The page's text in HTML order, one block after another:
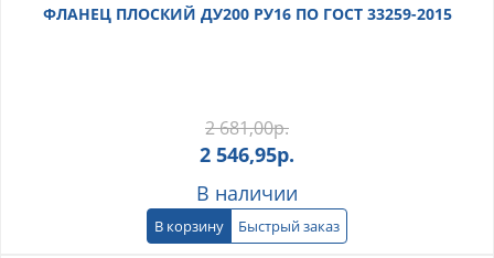
ФЛАНЕЦ ПЛОСКИЙ ДУ200 РУ16 ПО ГОСТ 33259-2015
2 681,00р.
2 546,95р.
В наличии
В корзину Быстрый заказ